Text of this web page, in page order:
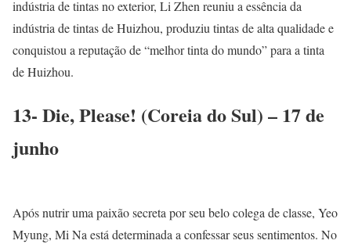
indústria de tintas no exterior, Li Zhen reuniu a essência da
indústria de tintas de Huizhou, produziu tintas de alta qualidade e
conquistou a reputação de “melhor tinta do mundo” para a tinta
de Huizhou.
13- Die, Please! (Coreia do Sul) – 17 de
junho
Após nutrir uma paixão secreta por seu belo colega de classe, Yeo
Myung, Mi Na está determinada a confessar seus sentimentos. No